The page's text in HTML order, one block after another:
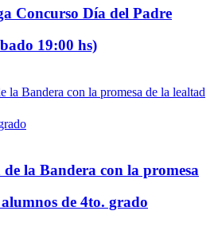
Concurso Día del Padre
19:00 hs)
la Bandera con la promesa
de 4to. grado